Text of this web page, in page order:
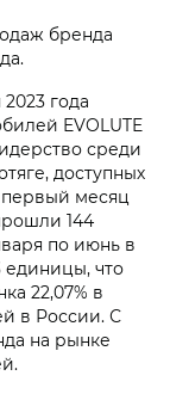
бренда
года
EVOLUTE
среди
доступных
месяц
144
по июнь в
единицы, что
22,07% в
в России. С
на рынке